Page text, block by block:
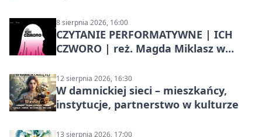
8 sierpnia 2026, 16:00
CZYTANIE PERFORMATYWNE | ICH
CZWORO | reż. Magda Miklasz w
12 sierpnia 2026, 16:30
W damnickiej sieci – mieszkańcy,
instytucje, partnerstwo w kulturze
13 sierpnia 2026, 17:00